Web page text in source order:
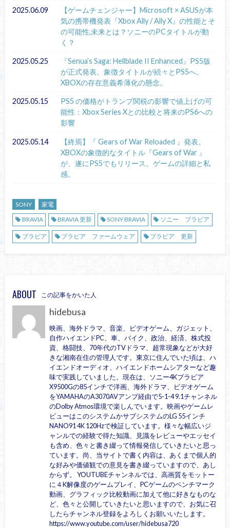
2025.06.09
【ゲームチェンジャー】Microsoft × ASUSが本
気の携帯機発表『Xbox Ally / Ally X』の性能とそ
の可能性,未来とは？ソニーのPCタイトルが動
く？
2025.05.25
『Senua’s Saga: Hellblade II Enhanced』PS5版
が正式発表。象徴タイトルが続々とPS5へ。
XBOXの存在意義希薄化の懸念。
2025.05.15
PS5 の価格がトランプ関税の影響で値上げの可
能性：Xbox Series Xとの比較と将来のPS6への
影響
2025.05.14
【終焉】『 Gears of War Reloaded 』発表。
XBOXの象徴的なタイトル『Gears of War 』
が、遂にPS5でもリリース。ゲームの詳細と私
感。
SONY
家電
BRAVIA
BRAVIA 更新 SONY BRAVIA ソニー ブラビア
ブラビア ブラビア ファームウェア ブラビア 更新
ABOUT この記事をかいた人
hidebusa
映画、海外ドラマ、音楽、ビデオゲーム、ガジェット、
自作ハイエンドPC、車、バイク、政治、経済、株式投
資、格闘技、70年代のTVドラマ、超常現象などが大好
きな湘南在住の管理人です。東京に住んでいた頃は、ハ
イエンドオーディオ、ハイエンドホームシアターなど趣
味で実践していました。現在は、ソニー4Kブラビア
X9500Gの85インチで洋画、海外ドラマ、ビデオゲーム
をYAMAHAのA3070AVアンプ経由で5-1-4 9.1チャンネル
のDolby Atmos環境で楽しんでいます。映画やゲームレ
ビューはこのシステムかサブシステムのLG 55インチ
NANO91 4K 120Hzで検証しています。様々な幅広いジ
ャンルでの経験で得た知識、見識をレビューやエッセイ
も含め、色々と書き綴って情報発信していきたいと思っ
ています。尚、当サイトで書く内容は、あくまで個人的
な好みや価値観での意見を書き綴っていますので、あし
からず。 YOUTUBEチャンネルでは、高画質をモットー
に４K解像度のゲームプレイ、PCゲームのベンチマーク
動画、グラフィック比較動画に加えて他に好きなものな
ど、色々と公開していきたいと思いますので、お気に召
したらチャンネル登録をよろしくお願いいたします。
https://www.youtube.com/user/hidebusa720